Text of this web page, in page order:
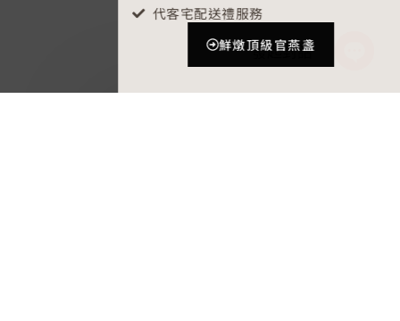
發起對話
代客宅配送禮服務
鮮燉頂級官燕盞